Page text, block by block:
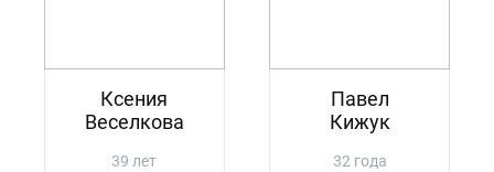
Ксения
Веселкова
39 лет
Павел
Кижук
32 года